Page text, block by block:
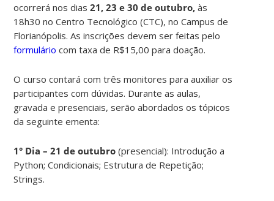
ocorrerá nos dias21, 23 e 30 de outubro, às
18h30 no Centro Tecnológico (CTC), no Campus de
Florianópolis. As inscrições devem ser feitas pelo
formuláriocom taxa de R$15,00 para doação.
O curso contará com três monitores para auxiliar os
participantes com dúvidas. Durante as aulas,
gravada e presenciais, serão abordados os tópicos
da seguinte ementa:
1° Dia – 21 de outubro(presencial): Introdução a
Python; Condicionais; Estrutura de Repetição;
Strings.